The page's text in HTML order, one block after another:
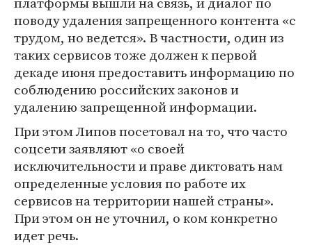
поводу удаления запрещенного контента «с
трудом, но ведется». В частности, один из
таких сервисов тоже должен к первой
декаде июня предоставить информацию по
соблюдению российских законов и
удалению запрещенной информации.
При этом Липов посетовал на то, что часто
соцсети заявляют «о своей
исключительности и праве диктовать нам
определенные условия по работе их
сервисов на территории нашей страны».
При этом он не уточнил, о ком конкретно
идет речь.